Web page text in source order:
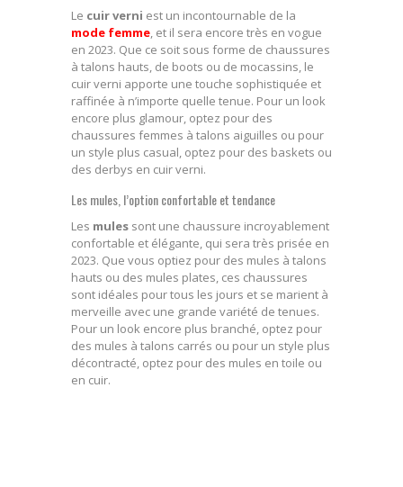
Le cuir verni est un incontournable de la
mode femme, et il sera encore très en vogue
en 2023. Que ce soit sous forme de chaussures
à talons hauts, de boots ou de mocassins, le
cuir verni apporte une touche sophistiquée et
raffinée à n’importe quelle tenue. Pour un look
encore plus glamour, optez pour des
chaussures femmes à talons aiguilles ou pour
un style plus casual, optez pour des baskets ou
des derbys en cuir verni.
Les mules, l’option confortable et tendance
Les mules sont une chaussure incroyablement
confortable et élégante, qui sera très prisée en
2023. Que vous optiez pour des mules à talons
hauts ou des mules plates, ces chaussures
sont idéales pour tous les jours et se marient à
merveille avec une grande variété de tenues.
Pour un look encore plus branché, optez pour
des mules à talons carrés ou pour un style plus
décontracté, optez pour des mules en toile ou
en cuir.